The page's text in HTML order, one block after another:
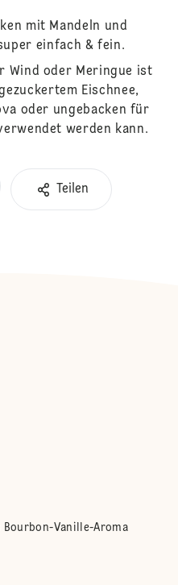
mit Mandeln und
einfach & fein.
Wind oder Meringue ist
Eischnee,
oder ungebacken für
werden kann.
Teilen
Bourbon-Vanille-Aroma